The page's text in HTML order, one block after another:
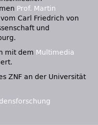
Prof. Martin
Carl Friedrich von
und
mit dem Multimedia
ZNF an der Universität